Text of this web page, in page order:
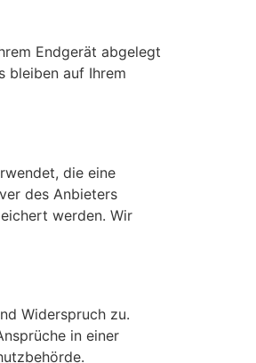
Endgerät abgelegt
bleiben auf Ihrem
die eine
des Anbieters
werden. Wir
Widerspruch zu.
in einer